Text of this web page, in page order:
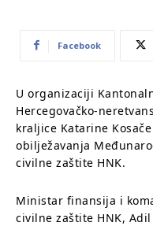
Facebook
U organizaciji
Hercegovačko-
kraljice Katarine
obilježavanja
civilne zaštite HNK.
Ministar finansija i
civilne zaštite HNK,